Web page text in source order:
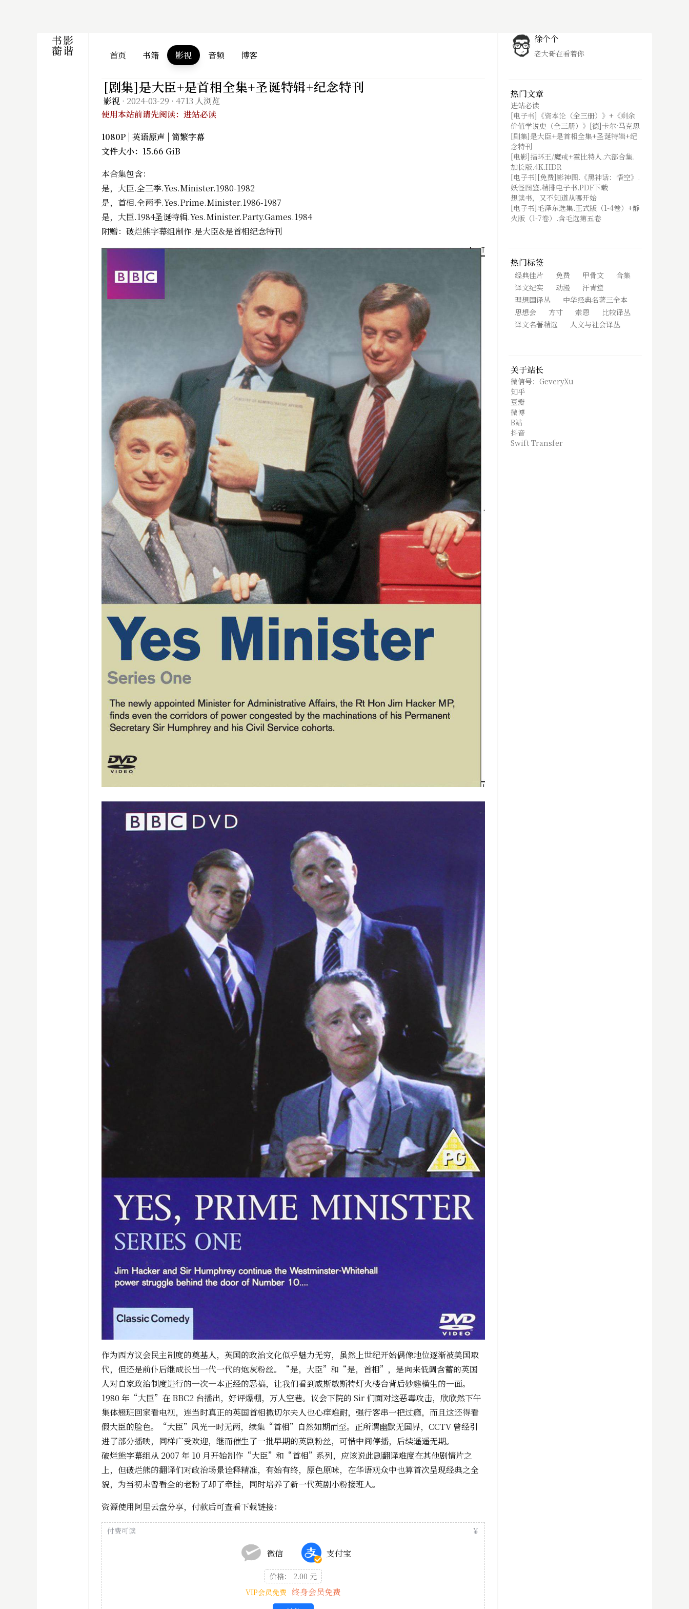
首页 书籍 影视 音频 博客
[剧集]是大臣+是首相全集+圣诞特辑+纪念特刊
影视 · 2024-03-29 · 4713 人浏览
使用本站前请先阅读：进站必读
1080P | 英语原声 | 简繁字幕
文件大小：15.66 GiB
本合集包含：
是，大臣.全三季.Yes.Minister.1980-1982
是，首相.全两季.Yes.Prime.Minister.1986-1987
是，大臣.1984圣诞特辑.Yes.Minister.Party.Games.1984
附赠：破烂熊字幕组制作.是大臣&是首相纪念特刊
作为西方议会民主制度的奠基人，英国的政治文化似乎魅力无穷，虽然上世纪开始偶像地位逐渐被美国取
代，但还是前仆后继成长出一代一代的炮灰粉丝。“是，大臣”和“是，首相”，是向来低调含蓄的英国
人对自家政治制度进行的一次一本正经的恶搞，让我们看到威斯敏斯特灯火楼台背后妙趣横生的一面。
1980 年“大臣”在 BBC2 台播出，好评爆棚，万人空巷。议会下院的 Sir 们面对这恶毒攻击，欣欣然下午
集体翘班回家看电视，连当时真正的英国首相撒切尔夫人也心痒难耐，强行客串一把过瘾，而且这还得看
假大臣的脸色。“大臣”风光一时无两，续集“首相”自然如期而至。正所谓幽默无国界，CCTV 曾经引
进了部分播映，同样广受欢迎，继而催生了一批早期的英剧粉丝，可惜中间停播，后续遥遥无期。
破烂熊字幕组从 2007 年 10 月开始制作“大臣”和“首相”系列，应该说此剧翻译难度在其他剧情片之
上，但破烂熊的翻译们对政治场景诠释精准，有始有终，原色原味，在华语观众中也算首次呈现经典之全
貌，为当初未曾看全的老粉了却了牵挂，同时培养了新一代英剧小粉接班人。
资源使用阿里云盘分享，付款后可查看下载链接：
微信 支付宝
价格： 2.00 元
VIP会员免费 终身会员免费
付费可读 ￥
徐个个
老大哥在看着你
热门文章
进站必读
[电子书]《资本论（全三册）》+《剩余
价值学说史（全三册）》[德]卡尔·马克思
[剧集]是大臣+是首相全集+圣诞特辑+纪
念特刊
[电影]指环王/魔戒+霍比特人.六部合集.
加长版.4K.HDR
[电子书][免费]影神图.《黑神话：悟空》.
妖怪图鉴.精排电子书.PDF下载
想读书，又不知道从哪开始
[电子书]毛泽东选集.正式版（1-4卷）+静
火版（1-7卷）.含毛选第五卷
热门标签
经典佳片 免费 甲骨文
合集
译文纪实
动漫
汗青堂
理想国译丛
中华经典名著三全本
思想会
方寸 索恩
比较译丛
译文名著精选
人文与社会译丛
关于站长
微信号：GeveryXu
知乎
豆瓣
微博
B站
抖音
Swift Transfer